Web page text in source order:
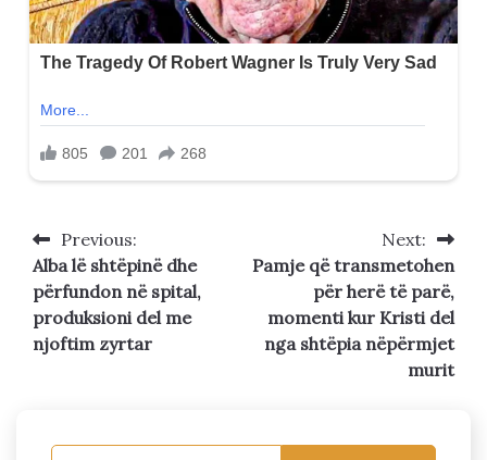
Post
navigation
Previous:
Alba lë shtëpinë dhe
përfundon në spital,
produksioni del me
njoftim zyrtar
Next:
Pamje që transmetohen
për herë të parë,
momenti kur Kristi del
nga shtëpia nëpërmjet
murit